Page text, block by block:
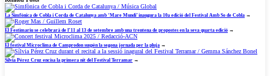
La Simfònica de Cobla i Corda de Catalunya amb ‘Mare Mundi’ inaugura la 10a edició del Festival Amb So de Cobla →
El Festimariu se celebrarà de l’11 al 13 de setembre amb una trentena de propostes en la seva quarta edició →
El festival Microclima de Camprodon suspèn la segona jornada per la pluja →
Sílvia Pérez Cruz encisa la primera nit del Festival Terramar →